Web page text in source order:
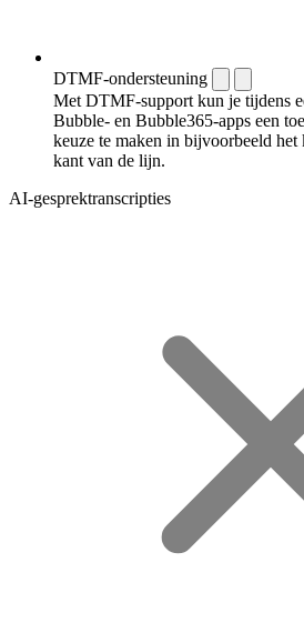
DTMF-ondersteuning
Met DTMF-support kun je tijdens
Bubble- en Bubble365-apps een
keuze te maken in bijvoorbeeld het
kant van de lijn.
AI-gesprektranscripties